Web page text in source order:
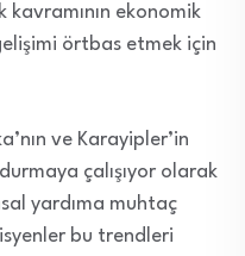
ekonomik
örtbas etmek için
ve Karayipler’in
çalışıyor olarak
yardıma muhtaç
bu trendleri